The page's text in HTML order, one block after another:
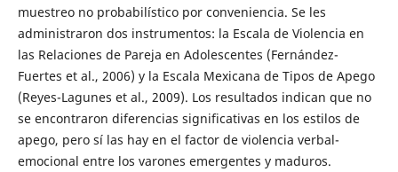
muestreo no probabilístico por conveniencia. Se les
administraron dos instrumentos: la Escala de Violencia en
las Relaciones de Pareja en Adolescentes (Fernández-
Fuertes et al., 2006) y la Escala Mexicana de Tipos de Apego
(Reyes-Lagunes et al., 2009). Los resultados indican que no
se encontraron diferencias significativas en los estilos de
apego, pero sí las hay en el factor de violencia verbal-
emocional entre los varones emergentes y maduros.